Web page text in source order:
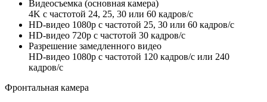
Видеосъемка (основная камера)
4K с частотой 24, 25, 30 или 60 кадров/ с
HD-видео 1080p с частотой 25, 30 или 60 кадров/ с
HD-видео 720p с частотой 30 кадров/ с
Разрешение замедленного видео
HD-видео 1080р c частотой 120 кадров/ с или 240
кадров/ с
Фронтальная камера